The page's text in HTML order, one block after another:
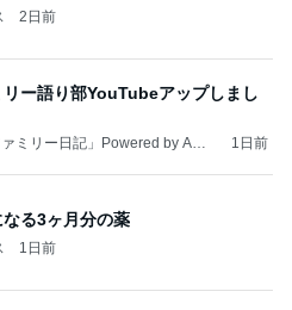
2日前
ー語り部YouTubeアップしまし
ミリー日記」Powered by Ame
1日前
る3ヶ月分の薬
1日前